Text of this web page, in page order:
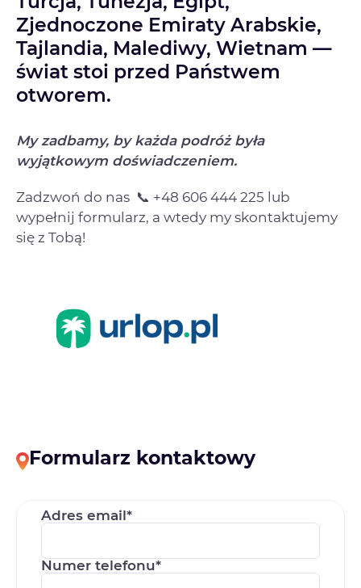
Zjednoczone Emiraty Arabskie,
Tajlandia, Malediwy, Wietnam —
świat stoi przed Państwem
otworem.
My zadbamy, by każda podróż była
wyjątkowym doświadczeniem.
Zadzwoń do nas 📞 +48 606 444 225 lub
wypełnij formularz, a wtedy my skontaktujemy
się z Tobą!
Formularz kontaktowy
Adres email*
Numer telefonu*